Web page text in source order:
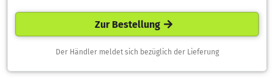
Zur Bestellung
Der Händler meldet sich bezüglich der Lieferung